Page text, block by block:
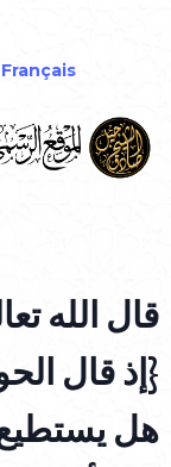
Français
قال الله
{إذ قال
هل